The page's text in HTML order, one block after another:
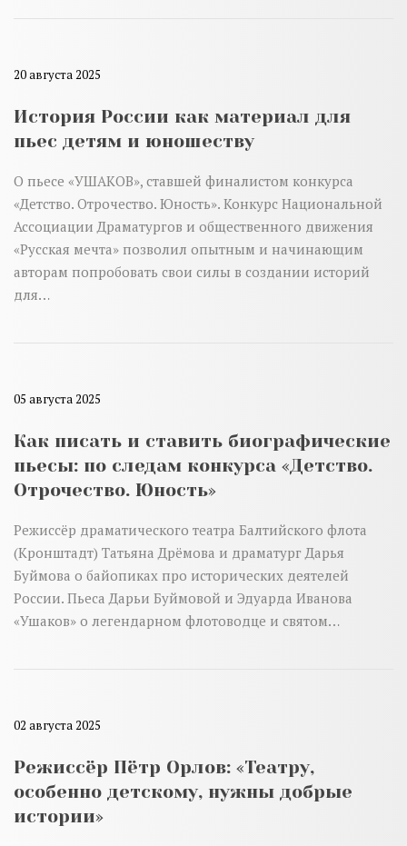
20 августа 2025
История России как материал для
пьес детям и юношеству
О пьесе «УШАКОВ», ставшей финалистом конкурса
«Детство. Отрочество. Юность». Конкурс Национальной
Ассоциации Драматургов и общественного движения
«Русская мечта» позволил опытным и начинающим
авторам попробовать свои силы в создании историй
для…
05 августа 2025
Как писать и ставить биографические
пьесы: по следам конкурса «Детство.
Отрочество. Юность»
Режиссёр драматического театра Балтийского флота
(Кронштадт) Татьяна Дрёмова и драматург Дарья
Буймова о байопиках про исторических деятелей
России. Пьеса Дарьи Буймовой и Эдуарда Иванова
«Ушаков» о легендарном флотоводце и святом…
02 августа 2025
Режиссёр Пётр Орлов: «Театру,
особенно детскому, нужны добрые
истории»